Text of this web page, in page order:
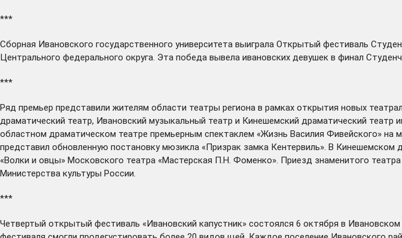
***
Сборная Ивановского государственного университета выиграла Открытый фестиваль
Центрального федерального округа. Эта победа вывела ивановских девушек в финал
***
Ряд премьер представили жителям области театры региона в рамках открытия новых
драматический театр, Ивановский музыкальный театр и Кинешемский драматический
областном драматическом театре премьерным спектаклем «Жизнь Василия Фивейского»
представил обновленную постановку мюзикла «Призрак замка Кентервиль». В
«Волки и овцы» Московского театра «Мастерская П.Н. Фоменко». Приезд знаменитого
Министерства культуры России.
***
Четвертый открытый фестиваль «Ивановский капустник» состоялся 6 октября в Ивановском